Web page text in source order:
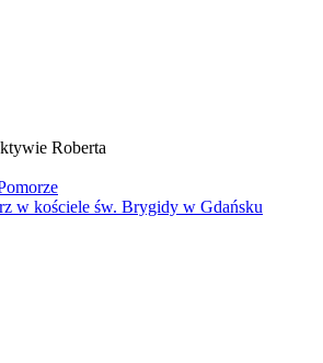
Roberta
w kościele św. Brygidy w Gdańsku